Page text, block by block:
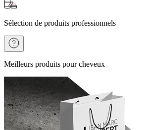
Sélection de produits professionnels
Meilleurs produits pour cheveux